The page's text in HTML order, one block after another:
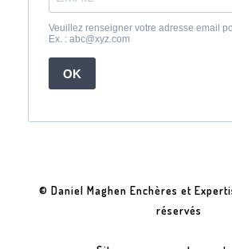
© Daniel Maghen Enchères et
réservés